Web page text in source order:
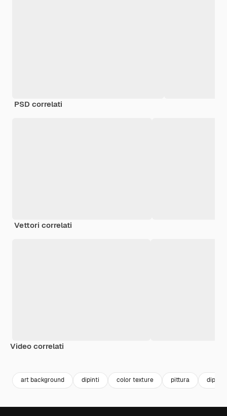
PSD correlati
Vettori correlati
Video correlati
art background dipinti color texture pittura